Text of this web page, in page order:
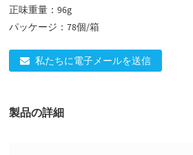
正味重量：96g
パッケージ：78個/箱
私たちに電子メールを送信
製品の詳細